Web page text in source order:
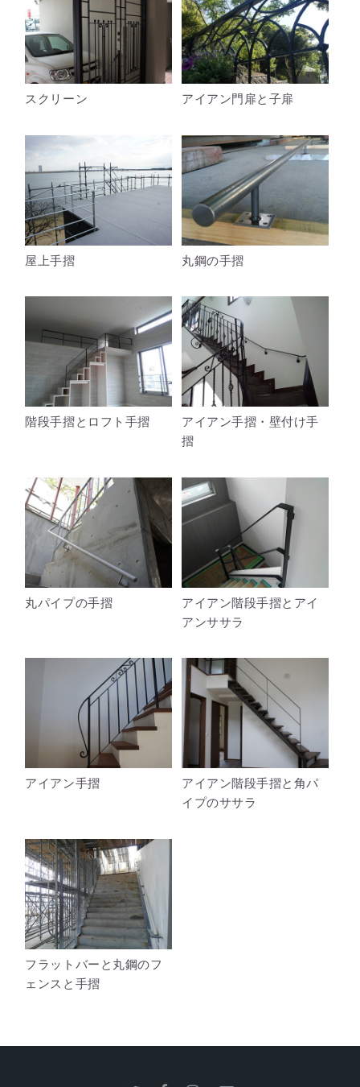
スクリーン アイアン門扉と子扉
屋上手摺 丸鋼の手摺
階段手摺とロフト手摺
アイアン手摺・壁付け手
摺
丸パイプの手摺
アイアン階段手摺とアイ
アンササラ
アイアン手摺
アイアン階段手摺と角パ
イプのササラ
フラットバーと丸鋼のフ
ェンスと手摺